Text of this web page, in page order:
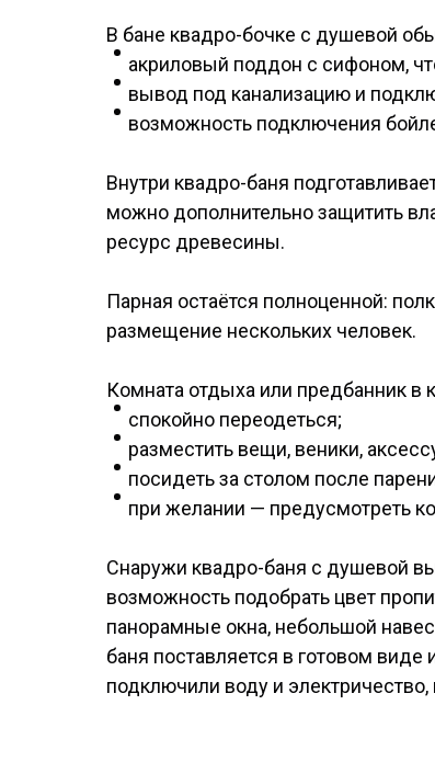
В бане квадро-бочке с душевой
акриловый поддон с сифоном,
вывод под канализацию и
возможность подключения
Внутри квадро-баня
можно дополнительно защитить
ресурс древесины.
Парная остаётся полноценной:
размещение нескольких человек.
Комната отдыха или предбанник в
спокойно переодеться;
разместить вещи, веники,
посидеть за столом после
при желании — предусмотреть
Снаружи квадро-баня с душевой
возможность подобрать цвет
панорамные окна, небольшой
баня поставляется в готовом
подключили воду и